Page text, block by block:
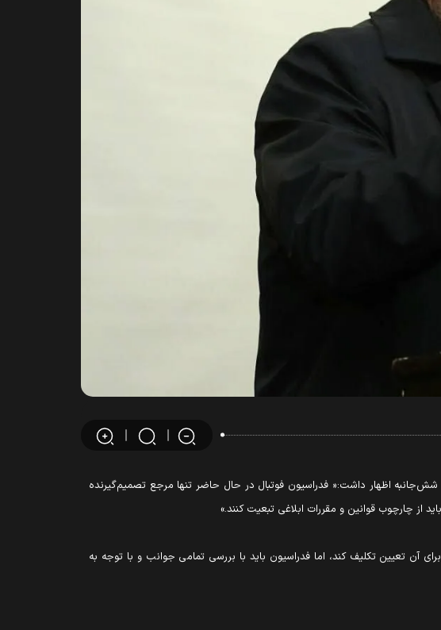
اظهار داشت:« فدراسیون فوتبال در حال حاضر تنها مرجع تصمیم‌گیرنده
از چارچوب قوانین و مقررات ابلاغی تبعیت کنند.»
آن تعیین تکلیف کند، اما فدراسیون باید با بررسی تمامی جوانب و با توجه به